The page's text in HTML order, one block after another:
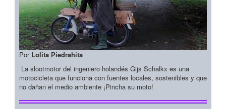
Por Lolita Piedrahita
La slootmotor del ingeniero holandés Gijs Schalkx es una
motocicleta que funciona con fuentes locales, sostenibles y que
no dañan el medio ambiente ¡Pincha su moto!